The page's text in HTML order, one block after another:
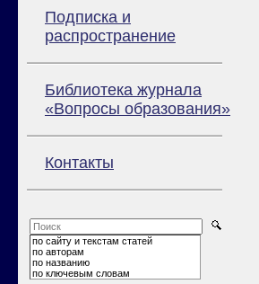
Подписка и
распространение
Библиотека журнала
«Вопросы образования»
Контакты
по сайту и текстам статей
по авторам
по названию
по ключевым словам